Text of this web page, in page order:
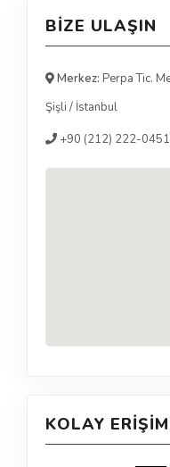
BIZE ULAŞIN
Merkez: Perpa Tic.
Şişli / İstanbul
+90 (212) 222-0451
KOLAY ERIŞIM